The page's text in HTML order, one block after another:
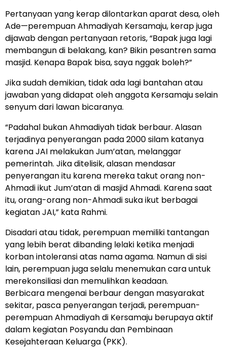
Pertanyaan yang kerap dilontarkan aparat desa, oleh
Ade—perempuan Ahmadiyah Kersamaju, kerap juga
dijawab dengan pertanyaan retoris, “Bapak juga lagi
membangun di belakang, kan? Bikin pesantren sama
masjid. Kenapa Bapak bisa, saya nggak boleh?”
Jika sudah demikian, tidak ada lagi bantahan atau
jawaban yang didapat oleh anggota Kersamaju selain
senyum dari lawan bicaranya.
“Padahal bukan Ahmadiyah tidak berbaur. Alasan
terjadinya penyerangan pada 2000 silam katanya
karena JAI melakukan Jum’atan, melanggar
pemerintah. Jika ditelisik, alasan mendasar
penyerangan itu karena mereka takut orang non-
Ahmadi ikut Jum’atan di masjid Ahmadi. Karena saat
itu, orang-orang non-Ahmadi suka ikut berbagai
kegiatan JAI,” kata Rahmi.
Disadari atau tidak, perempuan memiliki tantangan
yang lebih berat dibanding lelaki ketika menjadi
korban intoleransi atas nama agama. Namun di sisi
lain, perempuan juga selalu menemukan cara untuk
merekonsiliasi dan memulihkan keadaan.
Berbicara mengenai berbaur dengan masyarakat
sekitar, pasca penyerangan terjadi, perempuan-
perempuan Ahmadiyah di Kersamaju berupaya aktif
dalam kegiatan Posyandu dan Pembinaan
Kesejahteraan Keluarga (PKK).